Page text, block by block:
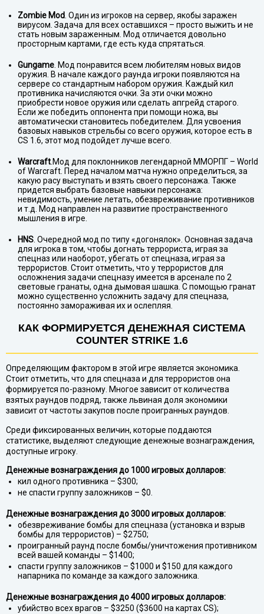
Zombie Mod . Один из игроков на сервер, якобы заражен
вирусом. Задача для всех оставшихся – просто выжить и не
стать новым зараженным. Мод отличается довольно
просторным картами, где есть куда спрятаться.
Gungame . Мод понравится всем любителям новых видов
оружия. В начале каждого раунда игроки появляются на
сервере со стандартным набором оружия. Каждый кил
противника начисляются очки. За эти очки можно
приобрести новое оружия или сделать апгрейд старого.
Если же победить оппонента при помощи ножа, вы
автоматически становитесь победителем. Для усвоения
базовых навыков стрельбы со всего оружия, которое есть в
CS 1.6, этот мод подойдет лучше всего.
Warcraft .Мод для поклонников легендарной ММОРПГ – World
of Warcraft. Перед началом матча нужно определиться, за
какую расу выступать и взять своего персонажа. Также
придется выбрать базовые навыки персонажа:
невидимость, умение летать, обезвреживание противников
и т.д. Мод направлен на развитие пространственного
мышления в игре.
HNS . Очередной мод по типу «догонялок». Основная задача
для игрока в том, чтобы догнать террориста, играя за
спецназ или наоборот, убегать от спецназа, играя за
террористов. Стоит отметить, что у террористов для
осложнения задачи спецназу имеется в арсенале по 2
световые гранаты, одна дымовая шашка. С помощью гранат
можно существенно усложнить задачу для спецназа,
постоянно замораживая их и ослепляя.
КАК ФОРМИРУЕТСЯ ДЕНЕЖНАЯ СИСТЕМА
COUNTER STRIKE 1.6
Определяющим фактором в этой игре является экономика.
Стоит отметить, что для спецназа и для террористов она
формируется по-разному. Многое зависит от количества
взятых раундов подряд, также львиная доля экономики
зависит от частоты закупов после проигранных раундов.
Среди фиксированных величин, которые поддаются
статистике, выделяют следующие денежные вознаграждения,
доступные игроку.
Денежные вознаграждения до 1000 игровых долларов:
кил одного противника – $300;
не спасти группу заложников – $0.
Денежные вознаграждения до 3000 игровых долларов:
обезвреживание бомбы для спецназа (установка и взрыв
бомбы для террористов) – $2750;
проигранный раунд после бомбы/уничтожения противником
всей вашей команды – $1400;
спасти группу заложников – $1000 и $150 для каждого
напарника по команде за каждого заложника.
Денежные вознаграждения до 4000 игровых долларов:
убийство всех врагов – $3250 ($3600 на картах CS);